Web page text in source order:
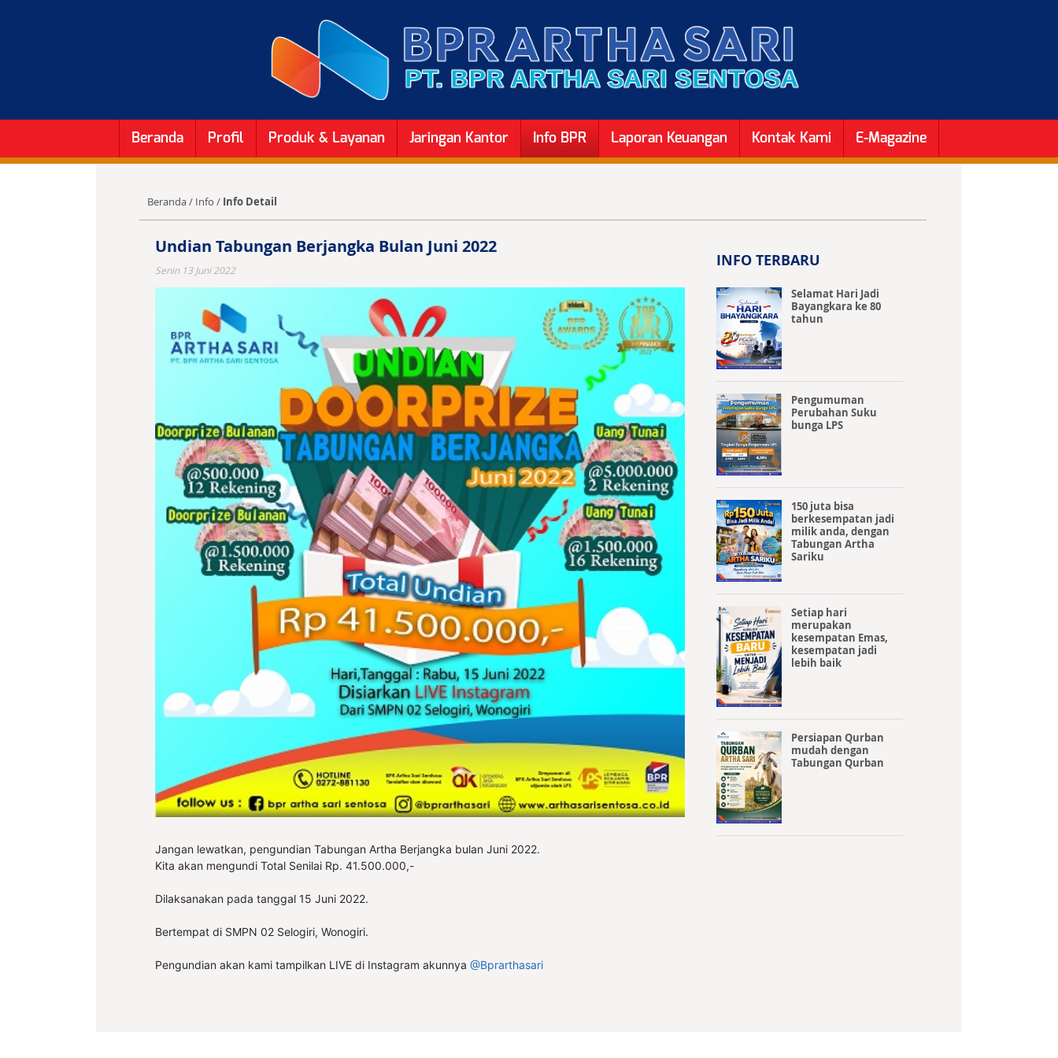
Beranda Profil Produk & Layanan Jaringan Kantor Info BPR Laporan Keuangan Kontak Kami E-Magazine
Beranda/ Info / Info Detail
Undian Tabungan Berjangka Bulan Juni 2022
Senin 13 Juni 2022
Jangan lewatkan, pengundian Tabungan Artha Berjangka bulan Juni 2022.
Kita akan mengundi Total Senilai Rp. 41.500.000,-
Dilaksanakan pada tanggal 15 Juni 2022.
Bertempat di SMPN 02 Selogiri, Wonogiri.
Pengundian akan kami tampilkan LIVE di Instagram akunnya @Bprarthasari
INFO TERBARU
Selamat Hari Jadi
Bayangkara ke 80
tahun
Pengumuman
Perubahan Suku
bunga LPS
150 juta bisa
berkesempatan jadi
milik anda, dengan
Tabungan Artha
Sariku
Setiap hari
merupakan
kesempatan Emas,
kesempatan jadi
lebih baik
Persiapan Qurban
mudah dengan
Tabungan Qurban